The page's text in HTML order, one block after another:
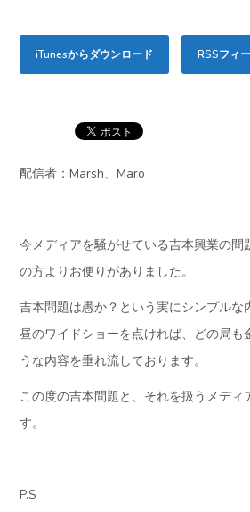
ヤ
iTunesからダウンロード RSSフィ
配信者：Marsh、Maro
今メディアを騒がせている吉本興業の問
の方よりお便りがありました。
吉本問題は愚か？という実にシンプルな
昼のワイドショーを点ければ、どの局も
うな内容を垂れ流しております。
この度の吉本問題と、それを扱うメディ
す。
P.S